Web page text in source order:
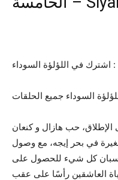
حب هازال و كنعان
في بحر إيجه، مع وصول
كل شيء للحصول على